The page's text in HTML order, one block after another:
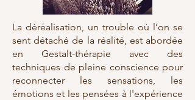
La déréalisation, un trouble où l’on se
sent détaché de la réalité, est abordée
en Gestalt-thérapie avec des
techniques de pleine conscience pour
reconnecter les sensations, les
émotions et les pensées à l'expérience